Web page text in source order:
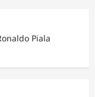
Piala